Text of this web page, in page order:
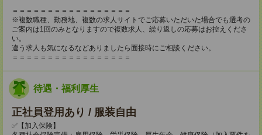
＝＝＝＝＝＝＝＝＝＝＝＝＝＝＝＝＝
※複数職種、勤務地、複数の求人サイトでご応募いただいた場合でも選考の
ご案内は1回のみとなりますので複数求人、繰り返しの応募はお控えくださ
い。
違う求人も気になるなどありましたら面接時にご相談ください。
＝＝＝＝＝＝＝＝＝＝＝＝＝＝＝＝＝
待遇・福利厚生
正社員登用あり / 服装自由
✅【加入保険】